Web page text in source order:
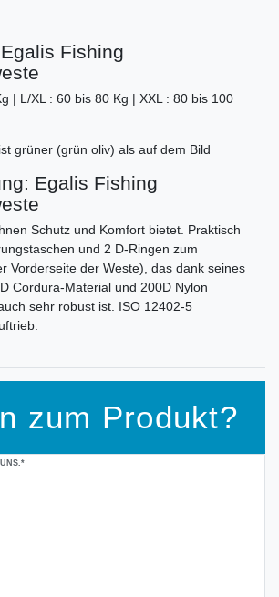
Fishing
| L/XL : 60 bis 80 Kg | XXL : 80 bis 100
grüner (grün oliv) als auf dem Bild
Egalis Fishing
Schutz und Komfort bietet. Praktisch
und 2 D-Ringen zum
Vorderseite der Weste), das dank seines
Cordura-Material und 200D Nylon
sehr robust ist. ISO 12402-5
zum Produkt?